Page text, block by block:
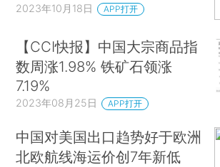
2023年10月18日 APP打开
【CCI快报】中国大宗商品指
数周涨1.98% 铁矿石领涨
7.19%
2023年08月25日 APP打开
中国对美国出口趋势好于欧洲
北欧航线海运价创7年新低